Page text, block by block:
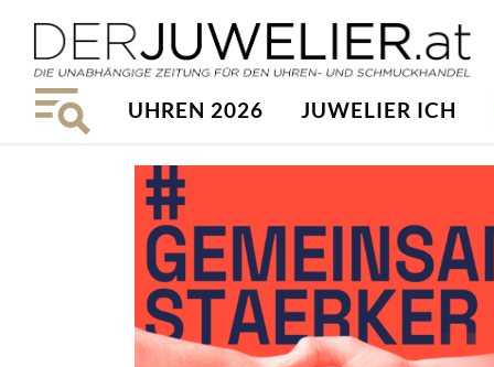
UHREN 2026 JUWELIER ICH